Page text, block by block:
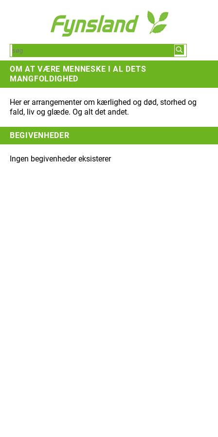
BEGIVENHEDER
Ingen begivenheder eksisterer
OM AT VÆRE MENNESKE I AL DETS
MANGFOLDIGHED
Her er arrangementer om kærlighed og død, storhed og
fald, liv og glæde. Og alt det andet.